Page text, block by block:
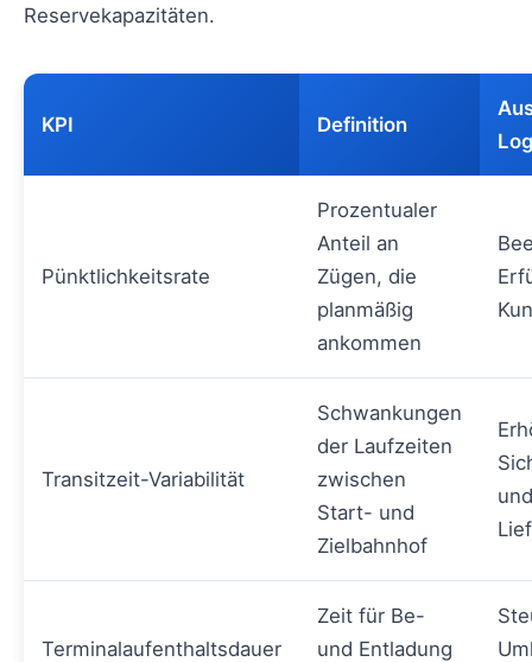
Reservekapazitäten.
KPI Definition
Pünktlichkeitsrate
Prozentualer
Anteil an
Zügen, die
planmäßig
ankommen
Transitzeit-Variabilität
Schwankungen
der Laufzeiten
zwischen
Start- und
Zielbahnhof
Terminalaufenthaltsdauer
Zeit für Be-
und Entladung